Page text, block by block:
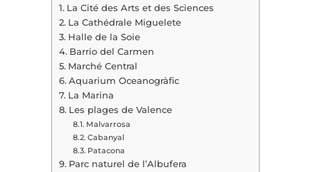
La Cité des Arts et des Sciences
La Cathédrale Miguelete
Halle de la Soie
Barrio del Carmen
Marché Central
Aquarium Oceanogràfic
La Marina
Les plages de Valence
Malvarrosa
Cabanyal
Patacona
Parc naturel de l’Albufera